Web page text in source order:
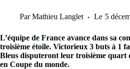
Par Mathieu Langlet Le 5
L’équipe de France avance dans sa
troisième étoile. Victorieux 3 buts à 1
Bleus disputeront leur troisième quart
en Coupe du monde.